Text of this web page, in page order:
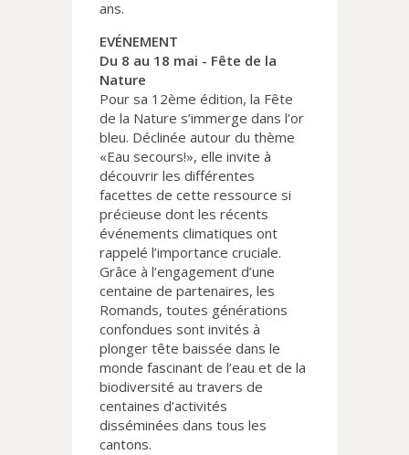
ans.
EVÉNEMENT
Du 8 au 18 mai - Fête de la
Nature
Pour sa 12ème édition, la Fête
de la Nature s’immerge dans l’or
bleu. Déclinée autour du thème
«Eau secours!», elle invite à
découvrir les différentes
facettes de cette ressource si
précieuse dont les récents
événements climatiques ont
rappelé l’importance cruciale.
Grâce à l’engagement d’une
centaine de partenaires, les
Romands, toutes générations
confondues sont invités à
plonger tête baissée dans le
monde fascinant de l’eau et de la
biodiversité au travers de
centaines d’activités
disséminées dans tous les
cantons.